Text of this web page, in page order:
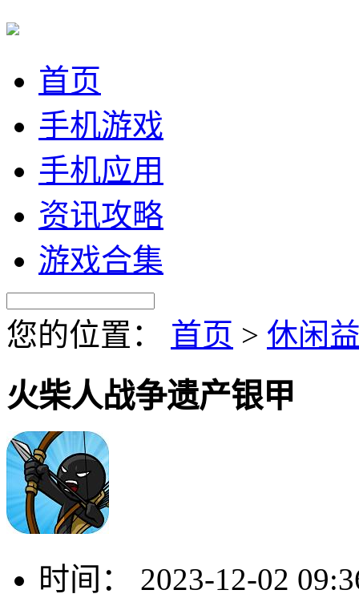
首页
手机游戏
手机应用
资讯攻略
游戏合集
您的位置： 首页 > 休闲
火柴人战争遗产银甲
时间：
2023-12-02